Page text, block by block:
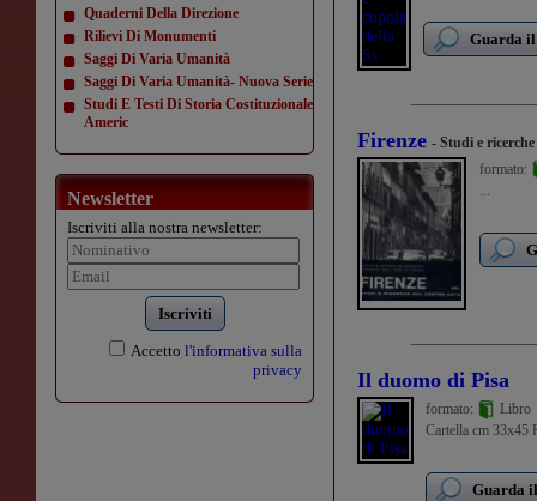
Quaderni Della Direzione
Rilievi Di Monumenti
Saggi Di Varia Umanità
Saggi Di Varia Umanità- Nuova Serie
Studi E Testi Di Storia Costituzionale
Americ
Newsletter
Iscriviti alla nostra newsletter:
Iscriviti
Accetto l'informativa sulla
privacy
Guarda
Firenze - Studi e
formato:
...
Il duomo di Pisa
formato:
Libro
Cartella cm 33x45
Guarda